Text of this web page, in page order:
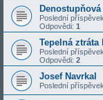
Poslední
Odpovědi: 1
Tepelná
Poslední
Odpovědi: 2
Josef Navrkal
Poslední